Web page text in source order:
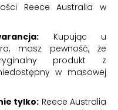
Reece Australia w
Kupując u
masz pewność, że
produkt z
w masowej
tylko: Reece Australia